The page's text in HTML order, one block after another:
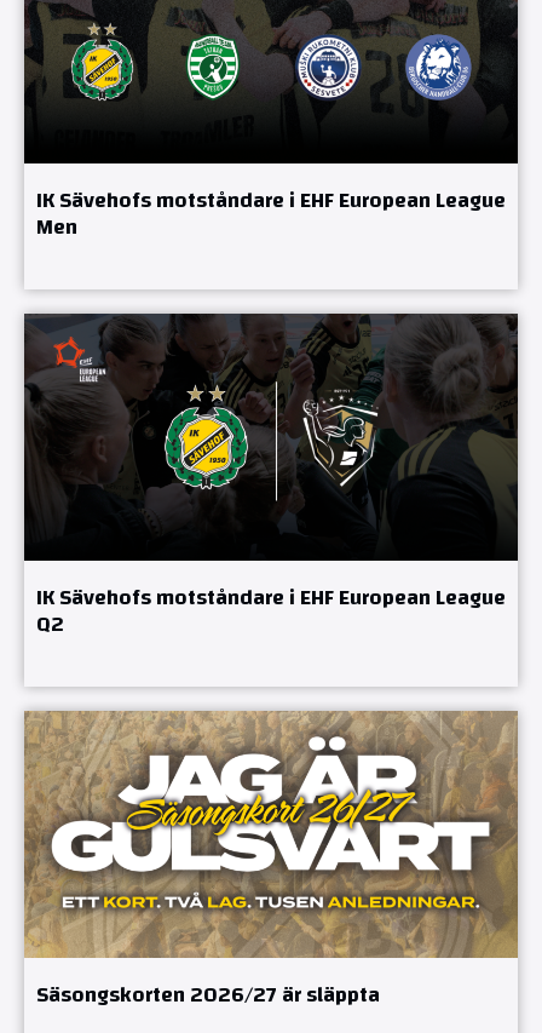
IK Sävehofs motståndare i EHF European League
Men
IK Sävehofs motståndare i EHF European League
Q2
Säsongskorten 2026/27 är släppta